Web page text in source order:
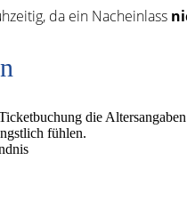
da ein Nacheinlass
die
fühlen.